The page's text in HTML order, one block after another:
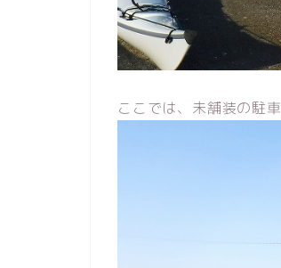
ここでは、未舗装の駐